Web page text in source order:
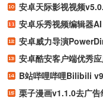
安卓天际影视视频
安卓乐秀视频编辑器
安卓威力导演
安卓酷安客户端优秀
B站哔哩哔哩Bilibili
栗子漫画v1.1.0去广